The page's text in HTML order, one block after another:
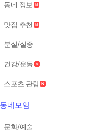
동네 정보
맛집 추천
분실/실종
건강/운동
스포츠 관람
동네모임
문화/예술